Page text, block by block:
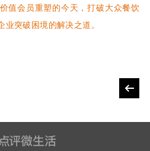
值会员重塑的今天，打破大众餐饮
突破困境的解决之道。